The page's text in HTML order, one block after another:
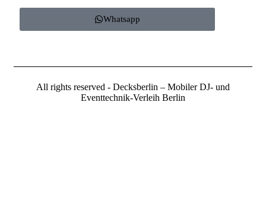
Whatsapp
All rights reserved - Decksberlin – Mobiler DJ- und
Eventtechnik-Verleih Berlin